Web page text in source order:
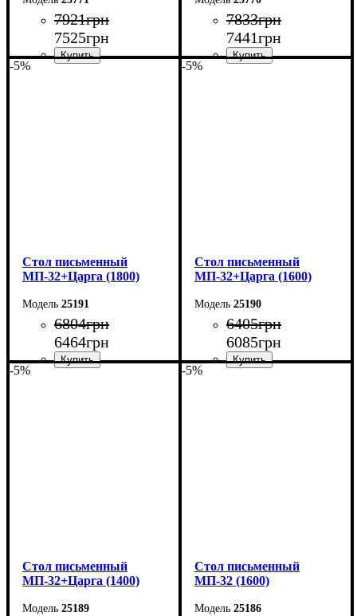
7921грн
7525грн
7833грн
7441грн
-5%
Cтол письменный
МП-32+Царга (1800)
25191
6804грн
6464грн
-5%
Cтол письменный
МП-32+Царга (1600)
25190
6405грн
6085грн
-5%
Cтол письменный
МП-32+Царга (1400)
25189
-5%
Cтол письменный
МП-32 (1600)
25186